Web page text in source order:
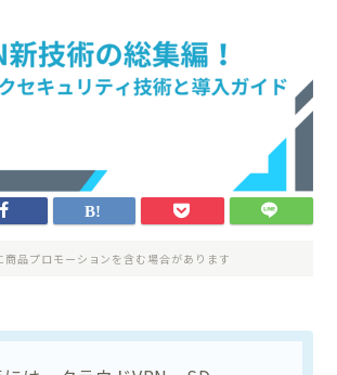
商品プロモーションを含む場合があります